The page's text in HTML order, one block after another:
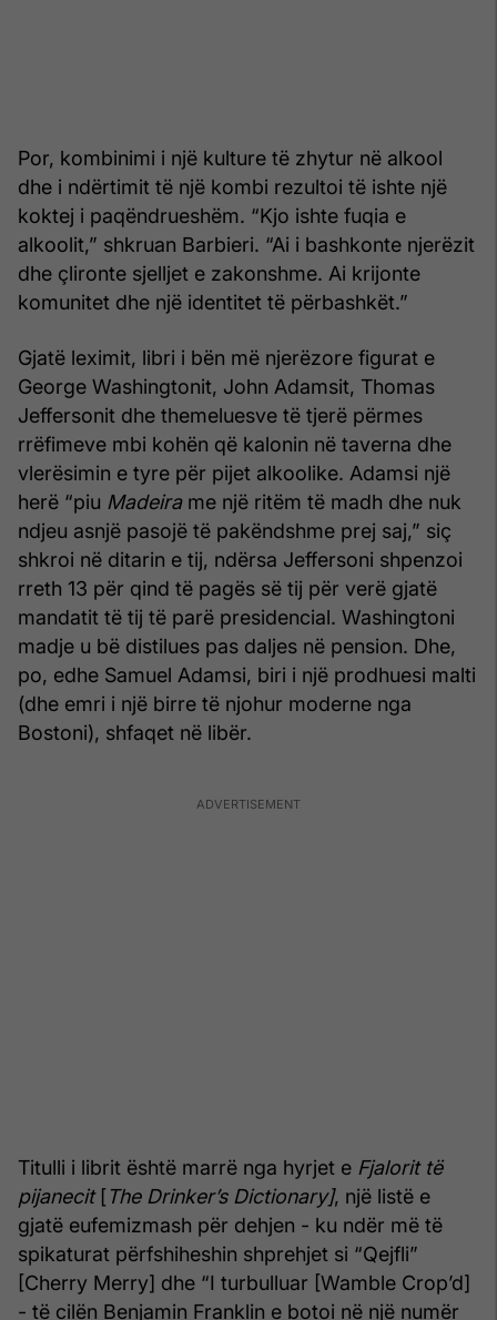
Por, kombinimi i një kulture të zhytur në alkool
dhe i ndërtimit të një kombi rezultoi të ishte një
koktej i paqëndrueshëm. “Kjo ishte fuqia e
alkoolit,” shkruan Barbieri. “Ai i bashkonte njerëzit
dhe çlironte sjelljet e zakonshme. Ai krijonte
komunitet dhe një identitet të përbashkët.”
Gjatë leximit, libri i bën më njerëzore figurat e
George Washingtonit, John Adamsit, Thomas
Jeffersonit dhe themeluesve të tjerë përmes
rrëfimeve mbi kohën që kalonin në taverna dhe
vlerësimin e tyre për pijet alkoolike. Adamsi një
herë “piu Madeirame një ritëm të madh dhe nuk
ndjeu asnjë pasojë të pakëndshme prej saj,” siç
shkroi në ditarin e tij, ndërsa Jeffersoni shpenzoi
rreth 13 për qind të pagës së tij për verë gjatë
mandatit të tij të parë presidencial. Washingtoni
madje u bë distilues pas daljes në pension. Dhe,
po, edhe Samuel Adamsi, biri i një prodhuesi malti
(dhe emri i një birre të njohur moderne nga
Bostoni), shfaqet në libër.
Titulli i librit është marrë nga hyrjet e Fjalorit të
pijanecit[The Drinker’s Dictionary], një listë e
gjatë eufemizmash për dehjen - ku ndër më të
spikaturat përfshiheshin shprehjet si “Qejfli”
[Cherry Merry] dhe “I turbulluar [Wamble Crop’d]
- të cilën Benjamin Franklin e botoi në një numër